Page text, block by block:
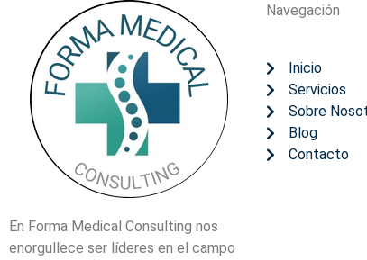
En Forma Medical Consulting nos
enorgullece ser líderes en el campo
Navegación
Inicio
Servicios
Sobre
Blog
Contacto